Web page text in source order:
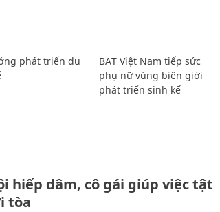
phát triển du
BAT Việt Nam tiếp sức
phụ nữ vùng biên giới
phát triển sinh kế
hiếp dâm, cô gái giúp việc tật
tòa